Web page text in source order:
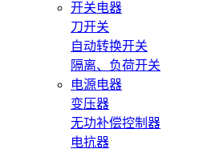
开关电器
刀开关
自动转换开关
隔离、负荷开关
电源电器
变压器
无功补偿控制器
电抗器